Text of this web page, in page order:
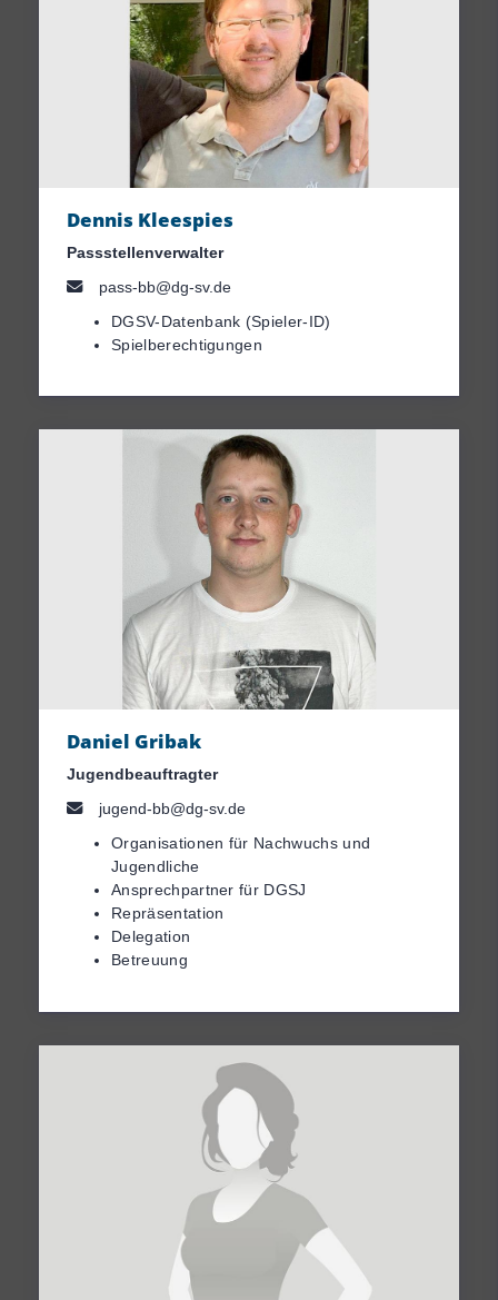
Dennis Kleespies
Passstellenverwalter
pass-bb@dg-sv.de
DGSV-Datenbank (Spieler-ID)
Spielberechtigungen
Daniel Gribak
Jugendbeauftragter
jugend-bb@dg-sv.de
Organisationen für Nachwuchs und
Jugendliche
Ansprechpartner für DGSJ
Repräsentation
Delegation
Betreuung